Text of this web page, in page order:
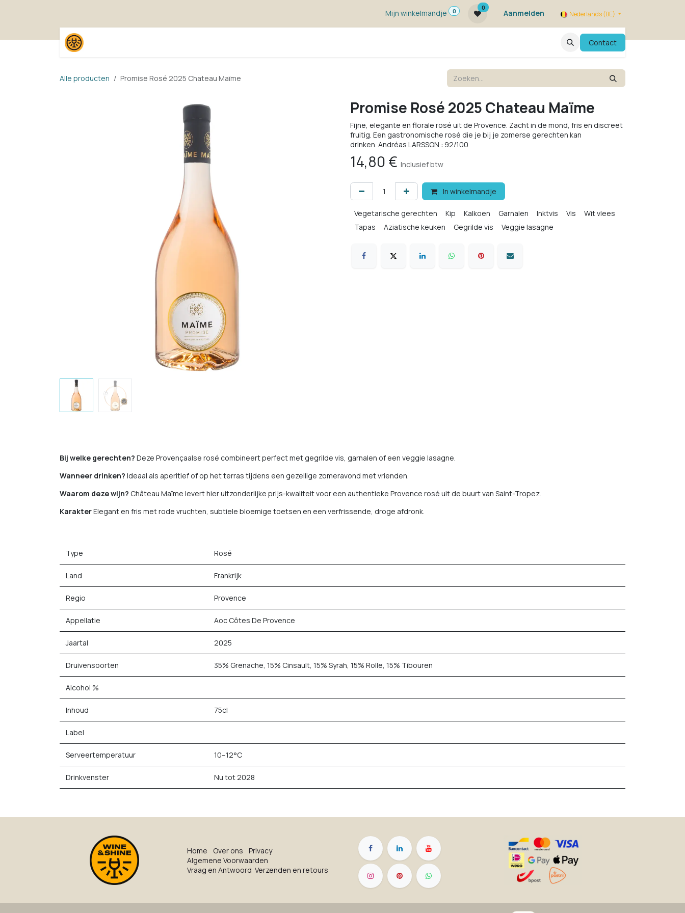
Mijn winkelmandje
0
0
Aanmelden Nederlands (BE)
EvenementenContact
Alle producten Promise Rosé 2025 Chateau Maïme
Promise Rosé 2025 Chateau Maïme
Fijne, elegante en florale rosé uit de Provence. Zacht in de mond, fris en discreet
fruitig. Een gastronomische rosé die je bij je zomerse gerechten kan
drinken. Andréas LARSSON : 92/100
14,80 € Inclusief btw
In winkelmandje
Vegetarische gerechten Kip Kalkoen Garnalen Inktvis Vis
Wit vlees
Tapas
Aziatische keuken Gegrilde vis Veggie lasagne
Bij welke gerechten? Deze Provençaalse rosé combineert perfect met gegrilde vis, garnalen of een veggie lasagne.
Wanneer drinken? Ideaal als aperitief of op het terras tijdens een gezellige zomeravond met vrienden.
Waarom deze wijn? Château Maïme levert hier uitzonderlijke prijs-kwaliteit voor een authentieke Provence rosé uit de buurt van Saint-Tropez.
KarakterElegant en fris met rode vruchten, subtiele bloemige toetsen en een verfrissende, droge afdronk.
Type Rosé
Land Frankrijk
Regio Provence
Appellatie Aoc Côtes De Provence
Jaartal 2025
Druivensoorten 35% Grenache, 15% Cinsault, 15% Syrah, 15% Rolle, 15% Tibouren
Alcohol %
Inhoud 75cl
Label
Serveertemperatuur 10–12°C
Drinkvenster Nu tot 2028
Ho​me O​ve​r on​s
Privacy
Algemene Voorwaarden
Vraag en Antwoord Verzenden en retours